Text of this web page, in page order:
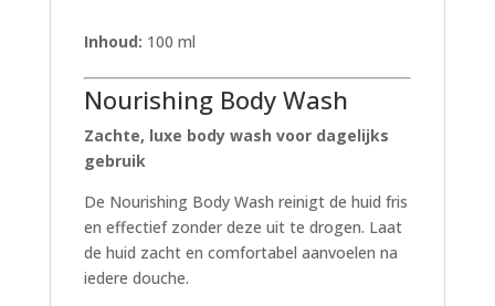
Inhoud: 100 ml
Nourishing Body Wash
Zachte, luxe body wash voor dagelijks
gebruik
De Nourishing Body Wash reinigt de huid fris
en effectief zonder deze uit te drogen. Laat
de huid zacht en comfortabel aanvoelen na
iedere douche.